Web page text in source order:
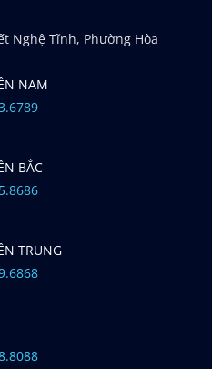
Nghệ Tĩnh, Phường Hòa
NAM
BẮC
TRUNG